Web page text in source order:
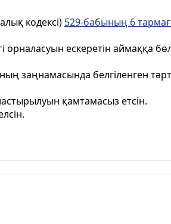
кодексі) 529-бабының 6
орналасуын ескеретін аймаққа
заңнамасында белгіленген
қамтамасыз етсін.